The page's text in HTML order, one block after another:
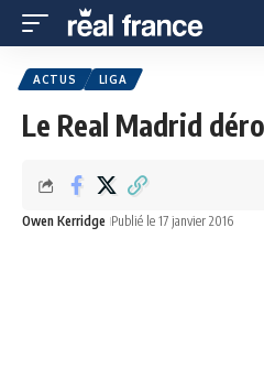
ACTUS LIGA
Le Real Madrid
Owen Kerridge Publié le 17 janvier 2016